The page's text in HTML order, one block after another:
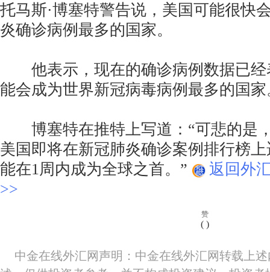
托马斯·博塞特警告说，美国可能很快
炎确诊病例最多的国家。
他表示，现在的确诊病例数据已经
能会成为世界新冠病毒病例最多的国家
博塞特在推特上写道：“可悲的是
美国即将在新冠肺炎确诊案例排行榜
能在1周内成为全球之首。”
返回外
>>
赞
( )
中金在线外汇网声明：中金在线外汇网转载上